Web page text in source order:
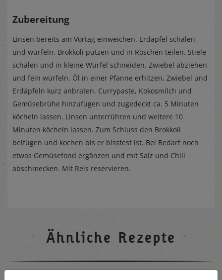
Zubereitung
Linsen bereits am Vortag einweichen. Erdäpfel schälen
und würfeln. Brokkoli putzen und in Röschen teilen. Stiele
schälen und in kleine Würfel schneiden. Zwiebel abziehen
und fein würfeln. Öl in einer Pfanne erhitzen, Zwiebel und
Erdäpfeln kurz anbraten. Currypaste, Kokosmilch und
Gemüsebrühe hinzufügen und zugedeckt ca. 5 Minuten
köcheln lassen. Linsen unterrühren und weitere 10
Minuten köcheln lassen. Zum Schluss den Brokkoli
beifügen und kochen bis er bissfest ist. Bei Bedarf noch
etwas Gemüsefond ergänzen und mit Salz und Chili
abschmecken. Mit Reis reservieren.
Ähnliche Rezepte